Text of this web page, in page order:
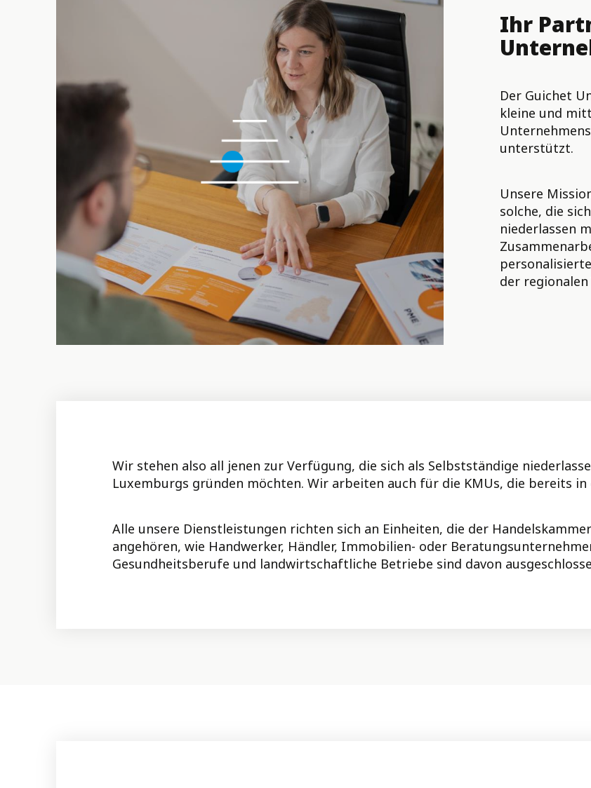
Ihr
Der Guichet
kleine und
unterstützt.
Unsere
solche, die
niederlassen
der
Wir stehen also all jenen zur Verfügung, die sich als Selbstständige
Luxemburgs gründen möchten. Wir arbeiten auch für die KMUs, die bereits
Alle unsere Dienstleistungen richten sich an Einheiten, die der
angehören, wie Handwerker, Händler, Immobilien- oder
Gesundheitsberufe und landwirtschaftliche Betriebe sind davon